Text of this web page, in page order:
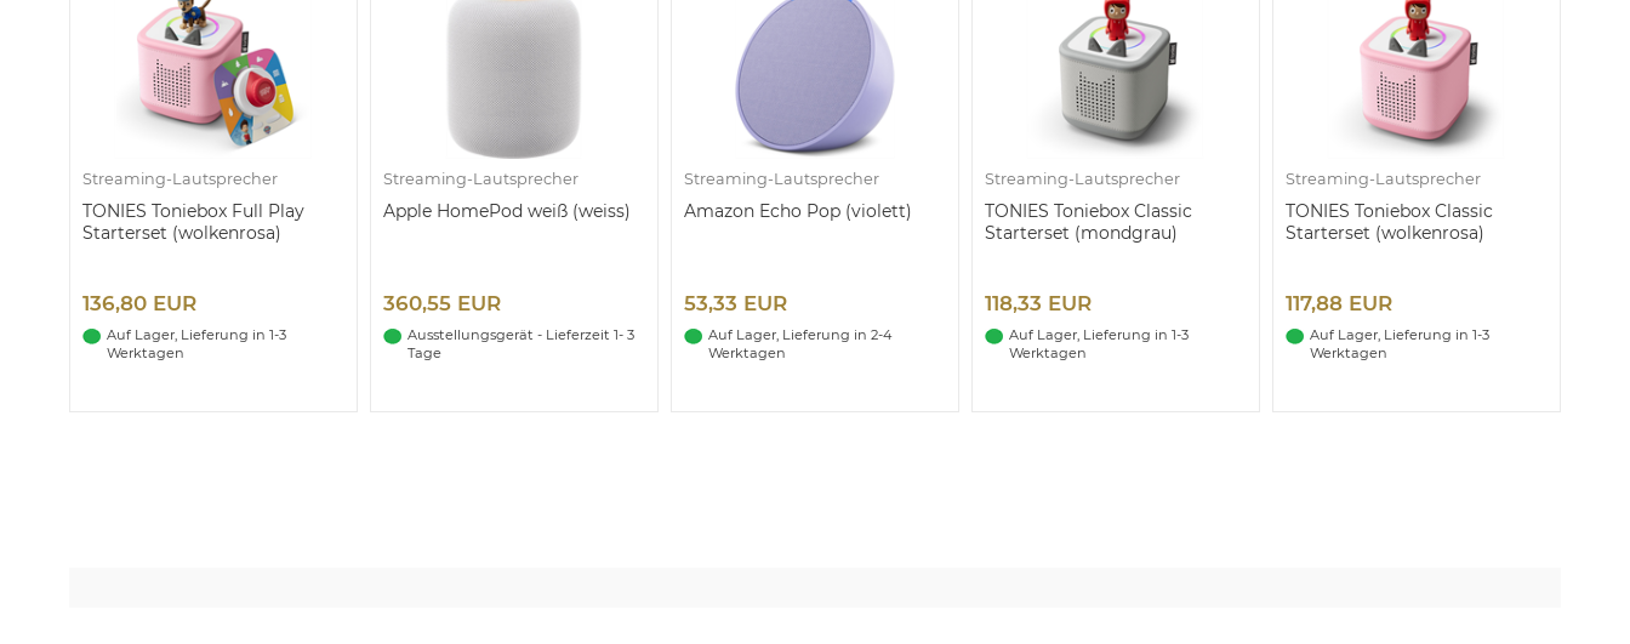
Streaming-Lautsprecher
TONIES Toniebox Full Play
Starterset (wolkenrosa)
136,80 EUR
Auf Lager, Lieferung in 1-3
Werktagen
Streaming-Lautsprecher
Apple HomePod weiß (weiss)
360,55 EUR
Ausstellungsgerät - Lieferzeit 1- 3
Tage
Streaming-Lautsprecher
Amazon Echo Pop (violett)
53,33 EUR
Auf Lager, Lieferung in 2-4
Werktagen
Streaming-Lautsprecher
TONIES Toniebox Classic
Starterset (mondgrau)
118,33 EUR
Auf Lager, Lieferung in 1-3
Werktagen
Streaming-Lautsprecher
TONIES Toniebox Classic
Starterset (wolkenrosa)
117,88 EUR
Auf Lager, Lieferung in 1-3
Werktagen